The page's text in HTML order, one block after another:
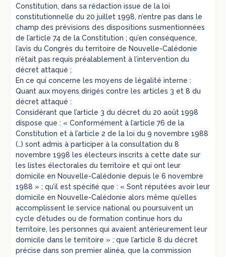
Constitution, dans sa rédaction issue de la loi
constitutionnelle du 20 juillet 1998, n’entre pas dans le
champ des prévisions des dispositions susmentionnées
de l’article 74 de la Constitution ; qu’en conséquence,
l’avis du Congrès du territoire de Nouvelle-Calédonie
n’était pas requis préalablement à l’intervention du
décret attaqué ;
En ce qui concerne les moyens de légalité interne :
Quant aux moyens dirigés contre les articles 3 et 8 du
décret attaqué :
Considérant que l’article 3 du décret du 20 août 1998
dispose que : « Conformément à l’article 76 de la
Constitution et à l’article 2 de la loi du 9 novembre 1988
(…) sont admis à participer à la consultation du 8
novembre 1998 les électeurs inscrits à cette date sur
les listes électorales du territoire et qui ont leur
domicile en Nouvelle-Calédonie depuis le 6 novembre
1988 » ; qu’il est spécifié que : « Sont réputées avoir leur
domicile en Nouvelle-Calédonie alors même qu’elles
accomplissent le service national ou poursuivent un
cycle d’études ou de formation continue hors du
territoire, les personnes qui avaient antérieurement leur
domicile dans le territoire » ; que l’article 8 du décret
précise dans son premier alinéa, que la commission